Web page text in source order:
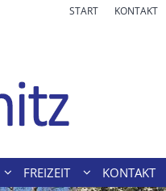
START KONTAKT
FREIZEIT KONTAKT